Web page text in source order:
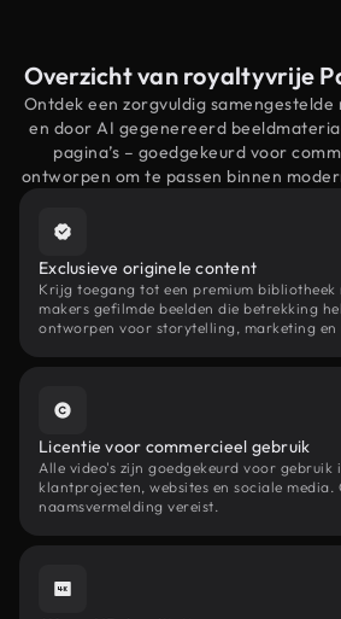
Overzicht van royaltyvrije
Ontdek een zorgvuldig
en door AI gegenereerd
pagina’s – goedgekeurd voor
ontworpen om te passen binnen
Exclusieve originele content
Krijg toegang tot een premium bibliotheek
makers gefilmde beelden die betrekking
ontworpen voor storytelling, marketing en
Licentie voor commercieel gebruik
Alle video's zijn goedgekeurd voor gebruik
klantprojecten, websites en sociale media.
naamsvermelding vereist.